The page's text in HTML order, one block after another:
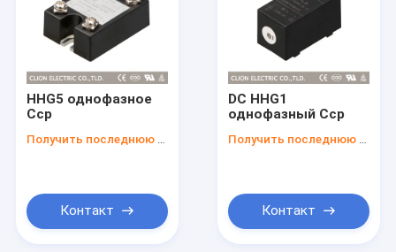
О Компании
Наша фабрика
контроль качества
Все случаи
Отправить запрос
HHG5 однофазное
Сср
Получить последнюю цену
Контакт
DC HHG1
однофазный Сср
Получить последнюю цену
Контакт